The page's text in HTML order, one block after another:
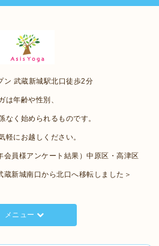
ン 武蔵新城駅北口徒歩2分
は年齢や性別、
なく始められるものです。
軽にお越しください。
員様アンケート結果）中原区・高津区
新城南口から北口へ移転しました＞
メニュー